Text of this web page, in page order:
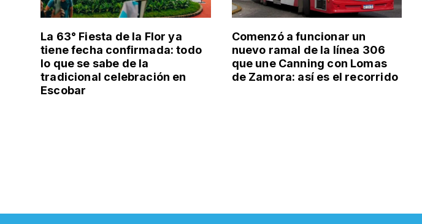
La 63° Fiesta de la Flor ya
tiene fecha confirmada: todo
lo que se sabe de la
tradicional celebración en
Escobar
Comenzó a funcionar un
nuevo ramal de la línea 306
que une Canning con Lomas
de Zamora: así es el recorrido